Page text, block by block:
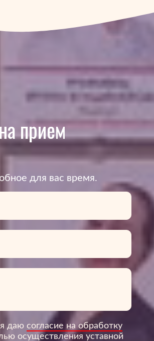
прием
для вас время.
даю согласие на обработку
осуществления уставной